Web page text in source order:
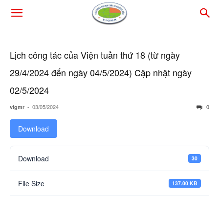
Lịch công tác của Viện tuần thứ 18 (từ ngày
29/4/2024 đến ngày 04/5/2024) Cập nhật ngày
02/5/2024
vigmr - 03/05/2024 0
Download
Download 30
File Size 137.00 KB